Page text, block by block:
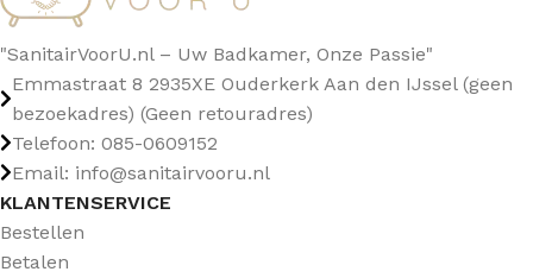
"SanitairVoorU.nl – Uw Badkamer, Onze Passie"
Emmastraat 8 2935XE Ouderkerk Aan den IJssel (geen
bezoekadres) (Geen retouradres)
Telefoon: 085-0609152
Email: info@sanitairvooru.nl
KLANTENSERVICE
Bestellen
Betalen